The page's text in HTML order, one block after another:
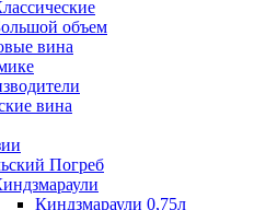
объем
вина
вина
Погреб
Киндзмараули 0,75л